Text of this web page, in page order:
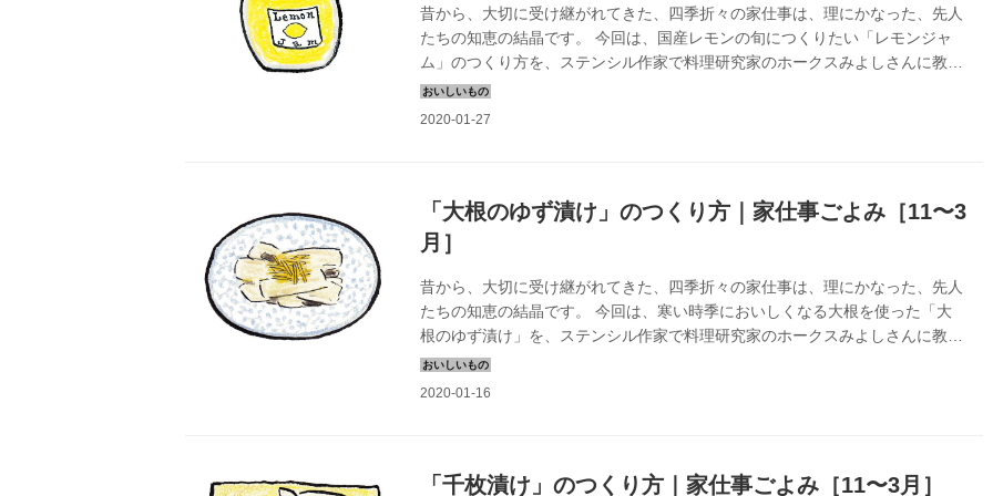
昔から、大切に受け継がれてきた、四季折々の家仕事は、理にかなった、先人
たちの知恵の結晶です。 今回は、国産レモンの旬につくりたい「レモンジャ
ム」のつくり方を、ステンシル作家で料理研究家のホークスみよしさんに教わ
ります。『家仕事ごよみ』より
「大根のゆず漬け」のつくり方｜家仕事ごよみ［11〜3
月］
昔から、大切に受け継がれてきた、四季折々の家仕事は、理にかなった、先人
たちの知恵の結晶です。 今回は、寒い時季においしくなる大根を使った「大
根のゆず漬け」を、ステンシル作家で料理研究家のホークスみよしさんに教わ
ります。『家仕事ごよみ』より
「千枚漬け」のつくり方｜家仕事ごよみ［11〜3月］